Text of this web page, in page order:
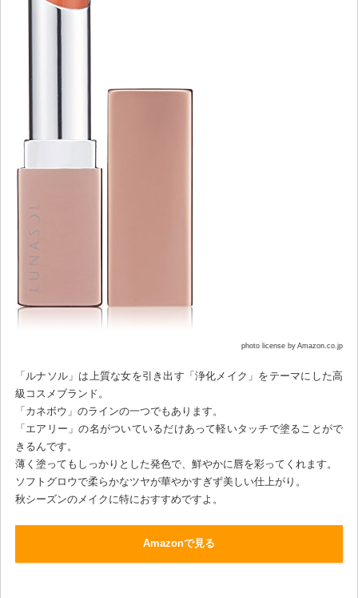
photo license by Amazon.co.jp
「ルナソル」は上質な女を引き出す「浄化メイク」をテーマにした高
級コスメブランド。
「カネボウ」のラインの一つでもあります。
「エアリー」の名がついているだけあって軽いタッチで塗ることがで
きるんです。
薄く塗ってもしっかりとした発色で、鮮やかに唇を彩ってくれます。
ソフトグロウで柔らかなツヤが華やかすぎず美しい仕上がり。
秋シーズンのメイクに特におすすめですよ。
Amazonで見る